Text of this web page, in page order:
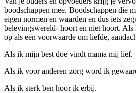
boodschappen mee. Boodschappen die
eigen normen en waarden en dus iets
belevingswereld- hoort en niet hoort.
op als een voorwaarde om liefde,
Als ik mijn best doe vindt mama mij lief.
Als ik voor anderen zorg word ik
Als ik sterk ben hoor ik erbij.